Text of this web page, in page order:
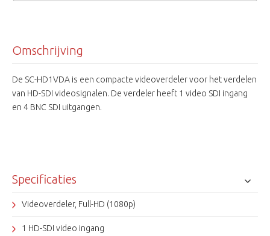
Omschrijving
De SC-HD1VDA is een compacte videoverdeler voor het verdelen
van HD-SDI videosignalen. De verdeler heeft 1 video SDI ingang
en 4 BNC SDI uitgangen.
Specificaties
Videoverdeler, Full-HD (1080p)
1 HD-SDI video ingang